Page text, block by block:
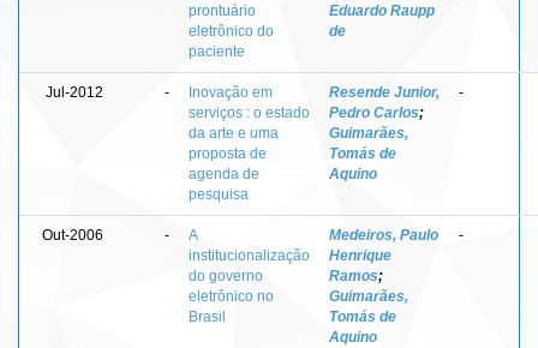
prontuário
eletrônico do
paciente
Eduardo Raupp
de
Jul-2012 -
Inovação em
serviços : o estado
da arte e uma
proposta de
agenda de
pesquisa
Resende Junior,
Pedro Carlos;
Guimarães,
Tomás de
Aquino
-
Out-2006 -
A
institucionalização
do governo
eletrônico no
Brasil
Medeiros, Paulo
Henrique
Ramos;
Guimarães,
Tomás de
Aquino
-